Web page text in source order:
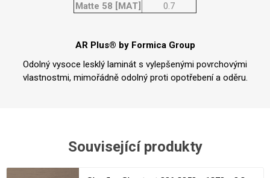
Matte 58 [MAT]
0.7
AR Plus® by Formica Group
Odolný vysoce lesklý laminát s vylepšenými povrchovými
vlastnostmi, mimořádně odolný proti opotřebení a oděru.
Související produkty